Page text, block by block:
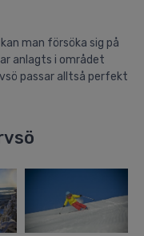
man försöka sig på
anlagts i området
passar alltså perfekt